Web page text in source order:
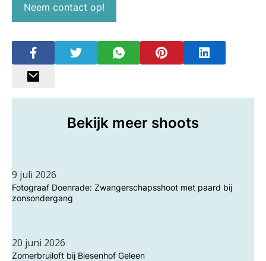
Neem contact op!
Bekijk meer shoots
9 juli 2026
Fotograaf Doenrade: Zwangerschapsshoot met paard bij
zonsondergang
20 juni 2026
Zomerbruiloft bij Biesenhof Geleen